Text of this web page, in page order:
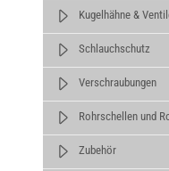
Kugelhähne &
Schlauchschutz
Verschraubungen
Rohrschellen und
Zubehör